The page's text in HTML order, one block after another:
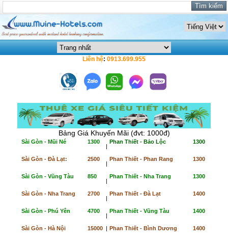
Liên hệ: 0913.699.955
Bảng Giá Khuyến Mãi (đvt: 1000đ)
Sài Gòn - Mũi Né 1300
|
Phan Thiết - Bảo Lộc 1300
Sài Gòn - Đà Lạt: 2500
|
Phan Thiết - Phan Rang 1300
Sài Gòn - Vũng Tàu 850
|
Phan Thiết - Nha Trang 1300
Sài Gòn - Nha Trang 2700
|
Phan Thiết - Đà Lạt 1400
Sài Gòn - Phú Yên 4700
|
Phan Thiết - Vũng Tàu 1400
Sài Gòn - Hà Nội 15000 | Phan Thiết - Bình Dương 1400